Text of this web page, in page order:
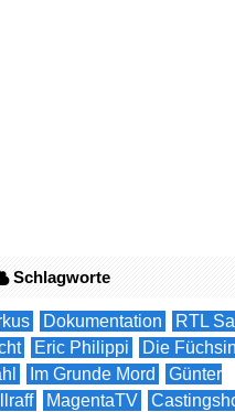
Schlagworte
Dokumentation
RTL
Eric Philippi Die Füchsin
Im Grunde Mord
Günter
MagentaTV